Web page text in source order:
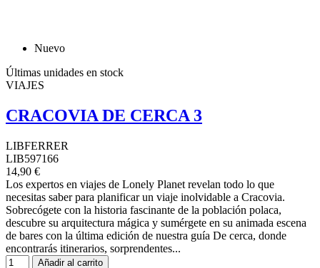
Nuevo
Últimas unidades en stock
VIAJES
CRACOVIA DE CERCA 3
LIBFERRER
LIB597166
14,90 €
Los expertos en viajes de Lonely Planet revelan todo lo que
necesitas saber para planificar un viaje inolvidable a Cracovia.
Sobrecógete con la historia fascinante de la población polaca,
descubre su arquitectura mágica y sumérgete en su animada escena
de bares con la última edición de nuestra guía De cerca, donde
encontrarás itinerarios, sorprendentes...
Añadir al carrito